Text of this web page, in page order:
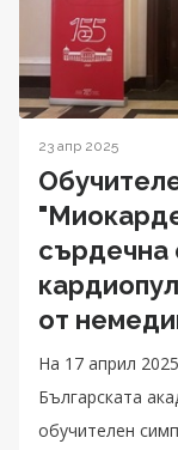
23 апр 2025
сърдечна
от
На 17 април
Българската
обучителен